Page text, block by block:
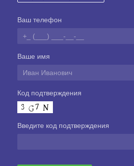
Ваш телефон
Ваше имя
Код подтверждения
Введите код подтверждения